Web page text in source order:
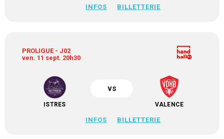
INFOS BILLETTERIE
PROLIGUE - J02
ven. 11 sept. 20h30
ISTRES
vs
VALENCE
INFOS BILLETTERIE